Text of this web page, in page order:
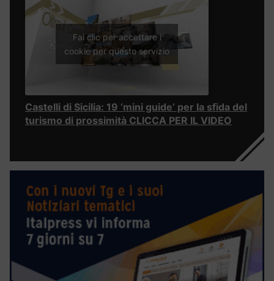
Fai clic per accettare i
cookie per questo servizio
Castelli di Sicilia: 19 ‘mini guide’ per la sfida del
turismo di prossimità CLICCA PER IL VIDEO